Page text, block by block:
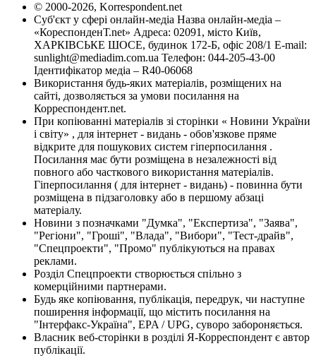
© 2000-2026, Korrespondent.net
Суб'єкт у сфері онлайн-медіа Назва онлайн-медіа –
«КореспонденТ.net» Адреса: 02091, місто Київ,
ХАРКІВСЬКЕ ШОСЕ, будинок 172-Б, офіс 208/1 E-mail:
sunlight@mediadim.com.ua Телефон: 044-205-43-00
Ідентифікатор медіа – R40-06068
Використання будь-яких матеріалів, розміщених на
сайті, дозволяється за умови посилання на
Корреспондент.net.
При копіюванні матеріалів зі сторінки « Новини України
і світу» , для інтернет - видань - обов'язкове пряме
відкрите для пошукових систем гіперпосилання .
Посилання має бути розміщена в незалежності від
повного або часткового використання матеріалів.
Гіперпосилання ( для інтернет - видань) - повинна бути
розміщена в підзаголовку або в першому абзаці
матеріалу.
Новини з позначками "Думка", "Експертиза", "Заява",
"Регіони", "Гроші", "Влада", "Вибори", "Тест-драйв",
"Спецпроекти", "Промо" публікуються на правах
реклами.
Розділ Спецпроекти створюється спільно з
комерційними партнерами.
Будь яке копіювання, публікація, передрук, чи наступне
поширення інформації, що містить посилання на
"Інтерфакс-Україна", EPA / UPG, суворо забороняється.
Власник веб-сторінки в розділі Я-Корреспондент є автор
публікації.